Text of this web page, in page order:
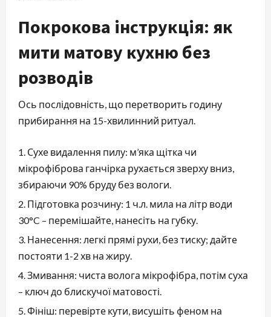
Покрокова інструкція: як
мити матову кухню без
розводів
Ось послідовність, що перетворить годину
прибирання на 15-хвилинний ритуал.
Сухе видалення пилу: м’яка щітка чи
мікрофіброва ганчірка рухається зверху вниз,
збираючи 90% бруду без вологи.
Підготовка розчину: 1 ч.л. мила на літр води
30°C – перемішайте, нанесіть на губку.
Нанесення: легкі прямі рухи, без тиску; дайте
постояти 1-2 хв на жиру.
Змивання: чиста волога мікрофібра, потім суха
– ключ до блискучої матовості.
Фініш: перевірте кути, висушіть феном на